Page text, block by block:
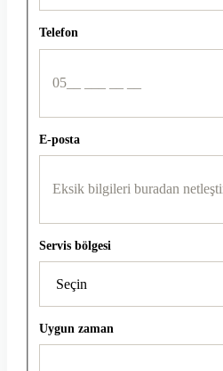
Telefon
E-posta
Servis bölgesi
Uygun zaman